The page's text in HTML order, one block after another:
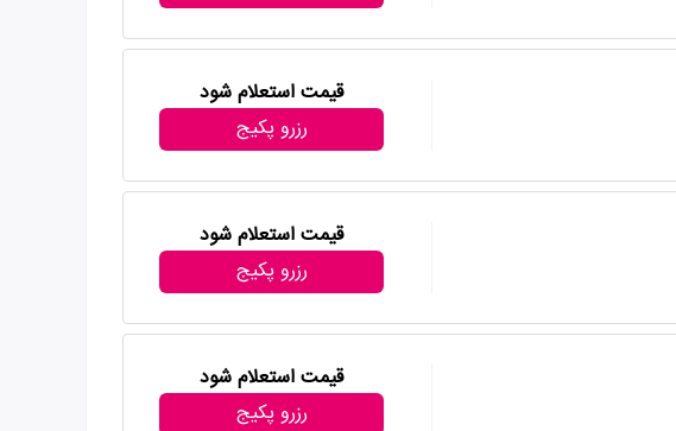
قیمت استعلام شود
رزرو پکیج
قیمت استعلام شود
رزرو پکیج
قیمت استعلام شود
رزرو پکیج